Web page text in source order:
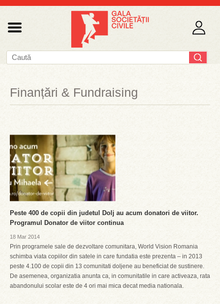
Finanțări & Fundraising
Peste 400 de copii din judetul Dolj au acum donatori de viitor.
Programul Donator de viitor continua
18 Mar 2014
Prin programele sale de dezvoltare comunitara, World Vision Romania
schimba viata copiilor din satele in care fundatia este prezenta – in 2013
peste 4.100 de copii din 13 comunitati doljene au beneficiat de sustinere.
De asemenea, organizatia anunta ca, in comunitatile in care activeaza, rata
abandonului scolar este de 4 ori mai mica decat media nationala.